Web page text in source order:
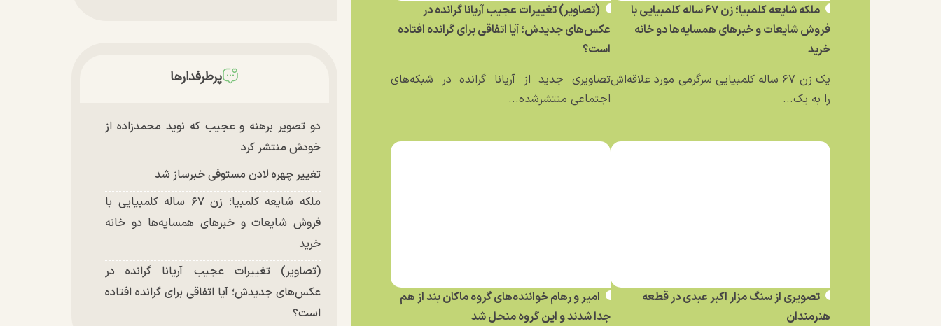
ملکه شایعه کلمبیا؛ زن ۶۷ ساله کلمبیایی با
فروش شایعات و خبر‌های همسایه‌ها دو خانه
خرید
یک زن ۶۷ ساله کلمبیایی سرگرمی مورد علاقه‌اش
را به یک...
(تصاویر) تغییرات عجیب آریانا گرانده در
عکس‌های جدیدش؛ آیا اتفاقی برای گرانده افتاده
است؟
تصاویری جدید از آریانا گرانده در شبکه‌های
اجتماعی منتشرشده...
تصویری از سنگ مزار اکبر عبدی در قطعه
هنرمندان
امیر و رهام خواننده‌های گروه ماکان بند از هم
جدا شدند و این گروه منحل شد
پرطرفدارها
دو تصویر برهنه و عجیب که نوید محمدزاده از
خودش منتشر کرد
تغییر چهره لادن مستوفی خبرساز شد
ملکه شایعه کلمبیا؛ زن ۶۷ ساله کلمبیایی با
فروش شایعات و خبر‌های همسایه‌ها دو خانه
خرید
(تصاویر) تغییرات عجیب آریانا گرانده در
عکس‌های جدیدش؛ آیا اتفاقی برای گرانده افتاده
است؟